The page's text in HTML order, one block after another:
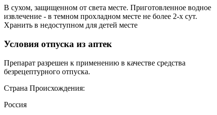
В сухом, защищенном от света месте. Приготовленное водное
извлечение - в темном прохладном месте не более 2-х сут.
Хранить в недоступном для детей месте
Условия отпуска из аптек
Препарат разрешен к применению в качестве средства
безрецептурного отпуска.
Страна Происхождения:
Россия